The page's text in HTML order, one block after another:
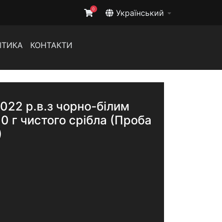
0 Український
КОНТАКТИ
р.в.з чорно-білим
г чистого срібла (Проба